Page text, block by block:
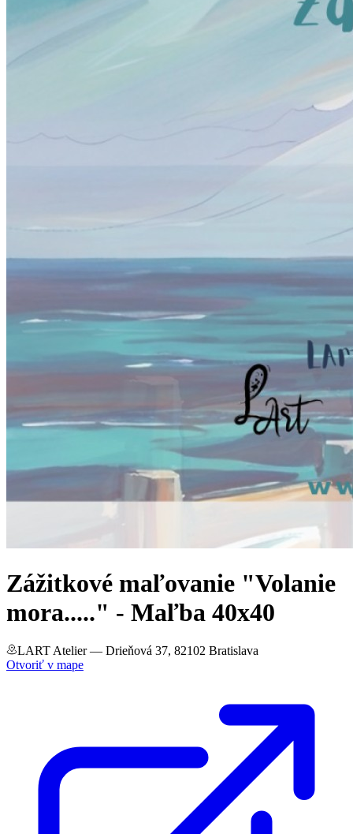
Zážitkové maľovanie "Volanie
mora....." - Maľba 40x40
LART Atelier— Drieňová 37, 82102 Bratislava
Otvoriť v mape